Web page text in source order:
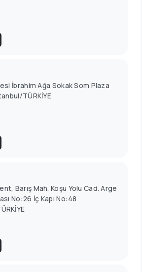
İbrahim Ağa Sokak Som Plaza
TÜRKİYE
Barış Mah. Koşu Yolu Cad. Arge
No:26 İç Kapı No:48